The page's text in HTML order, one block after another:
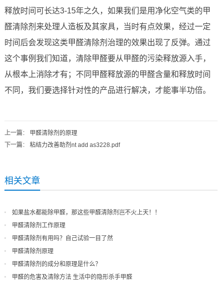
释放时间可长达3-15年之久，如果我们是用净化空气类的甲
醛清除剂来处理人造板及其家具，当时有点效果，经过一定
时间后会发现这类甲醛清除剂治理的效果出现了反弹。通过
这个事例我们知道，清除甲醛要从甲醛的污染释放源入手，
从根本上消除才有；不同甲醛释放源的甲醛含量和释放时间
不同，我们要选择针对性的产品进行解决，才能事半功倍。
上一篇： 甲醛清除剂的原理
下一篇： 粘结力改善助剂nt add as3228.pdf
相关文章
如果盐水都能除甲醛，那这些甲醛清除剂岂不火上天！！
甲醛清除剂工作原理
甲醛清除剂有用吗？自己试验一目了然
甲醛清除剂原理
甲醛清除剂的成分和原理是什么？
甲醛的危害及清除方法 生活中的隐形杀手甲醛